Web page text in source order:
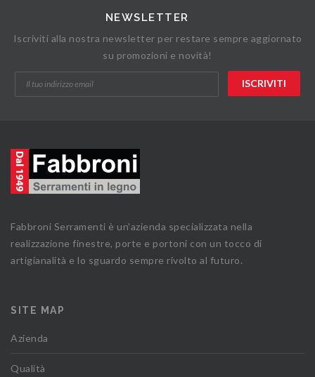
NEWSLETTER
Iscriviti alla nostra newsletter per restare sempre aggiornato
su promozioni e novità!
Fabbroni Serramenti è un'azienda specializzata nella
realizzazione finestre, porte e portoni con un tocco di
artigianalità e lo sguardo sempre rivolto al futuro.
SITE MAP
Azienda
Qualità